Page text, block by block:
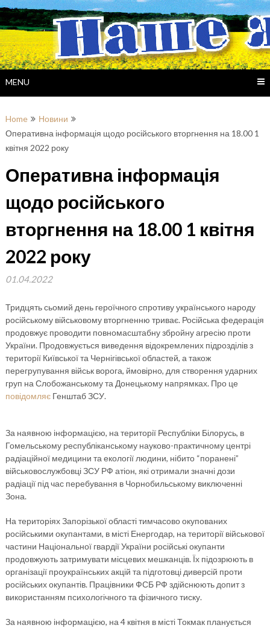
Skip
to
content
MENU
Home
Новини
Оперативна інформація щодо російського вторгнення на 18.00 1
квітня 2022 року
Оперативна інформація
щодо російського
вторгнення на 18.00 1 квітня
2022 року
01.04.2022
Тридцять сьомий день героїчного спротиву українського народу
російському військовому вторгненню триває. Російська федерація
продовжує проводити повномасштабну збройну агресію проти
України. Продовжується виведення відокремлених підрозділів з
території Київської та Чернігівської областей, а також
перегрупування військ ворога, ймовірно, для створення ударних
груп на Слобожанському та Донецькому напрямках. Про це
повідомляєГенштаб ЗСУ.
За наявною інформацією, на території Республіки Білорусь, в
Гомельському республіканському науково-практичному центрі
радіаційної медицини та екології людини, нібито “поранені”
військовослужбовці ЗСУ РФ атіон, які отримали значні дози
радіації під час перебування в Чорнобильському виключенні
Зона.
На територіях Запорізької області тимчасово окупованих
російськими окупантами, в місті Енергодар, на території військової
частини Національної гвардії України російські окупанти
продовжують затримувати місцевих мешканців. Їх підозрюють в
організації проукраїнських акцій та підготовці диверсій проти
російських окупантів. Працівники ФСБ РФ здійснюють допит з
використанням психологічного та фізичного тиску.
За наявною інформацією, на 4 квітня в місті Токмак планується